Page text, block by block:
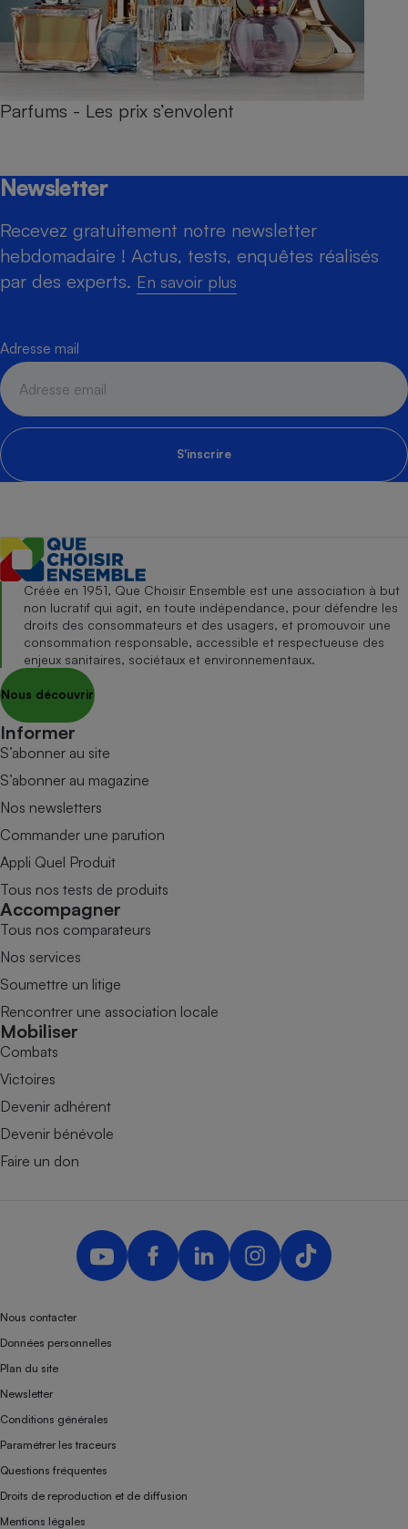
Parfums - Les prix s’envolent
Newsletter
Recevez gratuitement notre newsletter
hebdomadaire ! Actus, tests, enquêtes réalisés
par des experts. En savoir plus
Adresse mail
S'inscrire
Créée en 1951, Que Choisir Ensemble est une association à but
non lucratif qui agit, en toute indépendance, pour défendre les
droits des consommateurs et des usagers, et promouvoir une
consommation responsable, accessible et respectueuse des
enjeux sanitaires, sociétaux et environnementaux.
Nous découvrir
Informer
S’abonner au site
S’abonner au magazine
Nos newsletters
Commander une parution
Appli Quel Produit
Tous nos tests de produits
Accompagner
Tous nos comparateurs
Nos services
Soumettre un litige
Rencontrer une association locale
Mobiliser
Combats
Victoires
Devenir adhérent
Devenir bénévole
Faire un don
Nous contacter
Données personnelles
Plan du site
Newsletter
Conditions générales
Paramétrer les traceurs
Questions fréquentes
Droits de reproduction et de diffusion
Mentions légales